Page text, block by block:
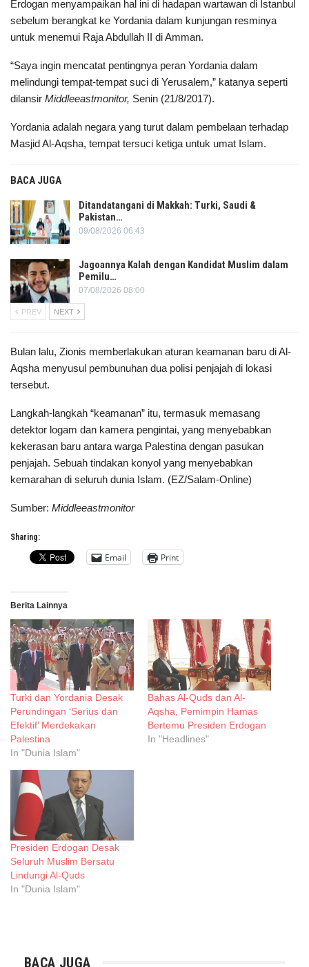
Erdogan menyampaikan hal ini di hadapan wartawan di Istanbul
sebelum berangkat ke Yordania dalam kunjungan resminya
untuk menemui Raja Abdullah II di Amman.
“Saya ingin mencatat pentingnya peran Yordania dalam
melindungi tempat-tempat suci di Yerusalem,” katanya seperti
dilansir Middleeastmonitor, Senin (21/8/2017).
Yordania adalah negara yang turut dalam pembelaan terhadap
Masjid Al-Aqsha, tempat tersuci ketiga untuk umat Islam.
BACA JUGA
Ditandatangani di Makkah: Turki, Saudi &
Pakistan…
09/08/2026 06:43
Jagoannya Kalah dengan Kandidat Muslim dalam
Pemilu…
07/08/2026 08:00
PREV NEXT
Bulan lalu, Zionis memberlakukan aturan keamanan baru di Al-
Aqsha menyusul pembunuhan dua polisi penjajah di lokasi
tersebut.
Langkah-langkah “keamanan” itu, termasuk memasang
detektor logam dan kamera pengintai, yang menyebabkan
kekerasan baru antara warga Palestina dengan pasukan
penjajah. Sebuah tindakan konyol yang menyebabkan
kemarahan di seluruh dunia Islam. (EZ/Salam-Online)
Sumber: Middleeastmonitor
Sharing:
Email Print
Berita Lainnya
Turki dan Yordania Desak
Perundingan ‘Serius dan
Efektif’ Merdekakan
Palestina
In "Dunia Islam"
Bahas Al-Quds dan Al-
Aqsha, Pemimpin Hamas
Bertemu Presiden Erdogan
In "Headlines"
Presiden Erdogan Desak
Seluruh Muslim Bersatu
Lindungi Al-Quds
In "Dunia Islam"
BACA JUGA